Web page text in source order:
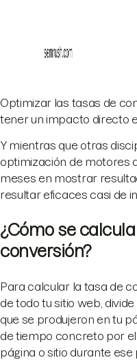
Optimizar las tasas de
tener un impacto directo
Y mientras que otras
optimización de motores
meses en mostrar
resultar eficaces casi de
¿Cómo se
conversión?
Para calcular la tasa de
de todo tu sitio web,
que se produjeron en tu
de tiempo concreto por
página o sitio durante ese